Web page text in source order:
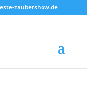
zaubershow.de